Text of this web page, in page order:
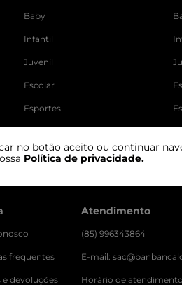
no botão aceito ou continuar
Política de privacidade.
Baby
Infantil
Juvenil
Escolar
Esportes
frequentes
e devoluções
Atendimento
(85) 996343864
E-mail:
Horário de